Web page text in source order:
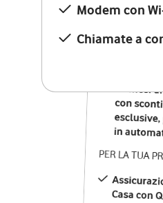
Modem con
Chiamate a
numeri
nazionali
12 mesi
con
in
PER LA TUA
Casa con